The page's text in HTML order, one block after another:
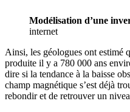
Modélisation d’une
internet
Ainsi, les géologues ont estimé
produite il y a 780 000 ans
dire si la tendance à la baisse
champ magnétique s’est déjà
rebondir et de retrouver un